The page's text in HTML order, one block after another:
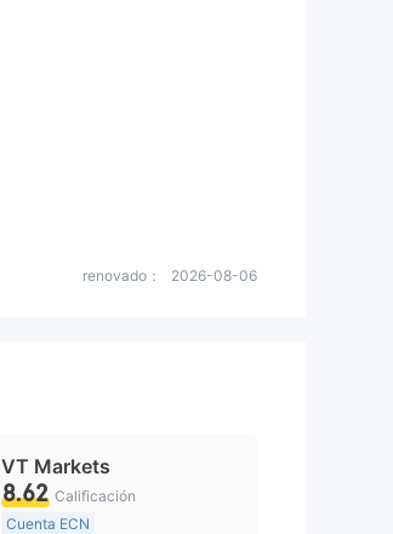
renovado： 2026-08-06
VT Markets
8.62 Calificación
Cuenta ECN